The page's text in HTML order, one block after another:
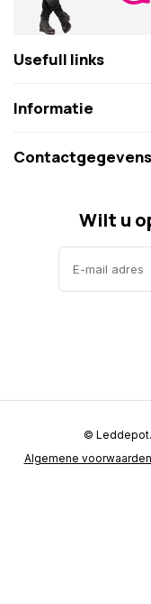
Usefull links
Informatie
Contactgegevens
Wilt u
Algemene voorwaarden
©